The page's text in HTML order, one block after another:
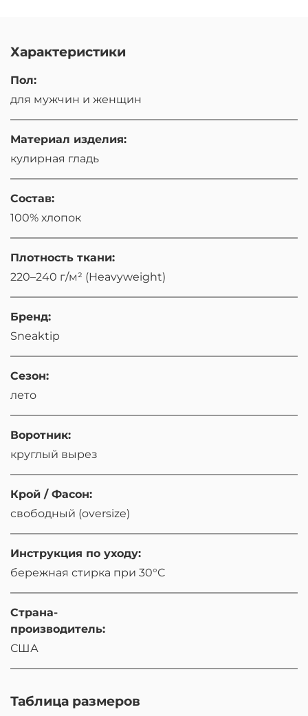
Характеристики
Пол:
для мужчин и женщин
Материал изделия:
кулирная гладь
Состав:
100% хлопок
Плотность ткани:
220–240 г/м² (Heavyweight)
Бренд:
Sneaktip
Сезон:
лето
Воротник:
круглый вырез
Крой / Фасон:
свободный (oversize)
Инструкция по уходу:
бережная стирка при 30°C
Страна-
производитель:
США
Таблица размеров